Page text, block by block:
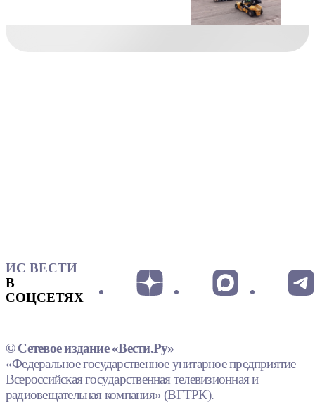
ИС ВЕСТИ
В
СОЦСЕТЯХ
© Сетевое издание «Вести.Ру»
«Федеральное государственное унитарное предприятие
Всероссийская государственная телевизионная и
радиовещательная компания» (ВГТРК).